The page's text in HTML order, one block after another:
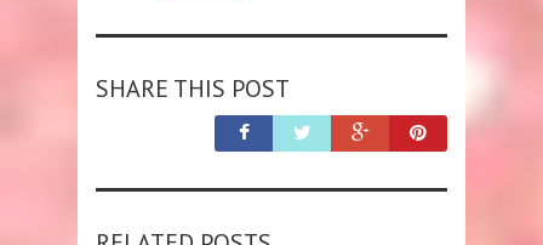
SHARE THIS POST